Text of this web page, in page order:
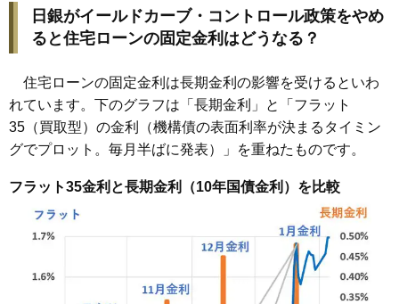
日銀がイールドカーブ・コントロール政策をやめ
ると住宅ローンの固定金利はどうなる？
住宅ローンの固定金利は長期金利の影響を受けるといわ
れています。下のグラフは「長期金利」と「フラット
35（買取型）の金利（機構債の表面利率が決まるタイミン
グでプロット。毎月半ばに発表）」を重ねたものです。
フラット35金利と長期金利（10年国債金利）を比較